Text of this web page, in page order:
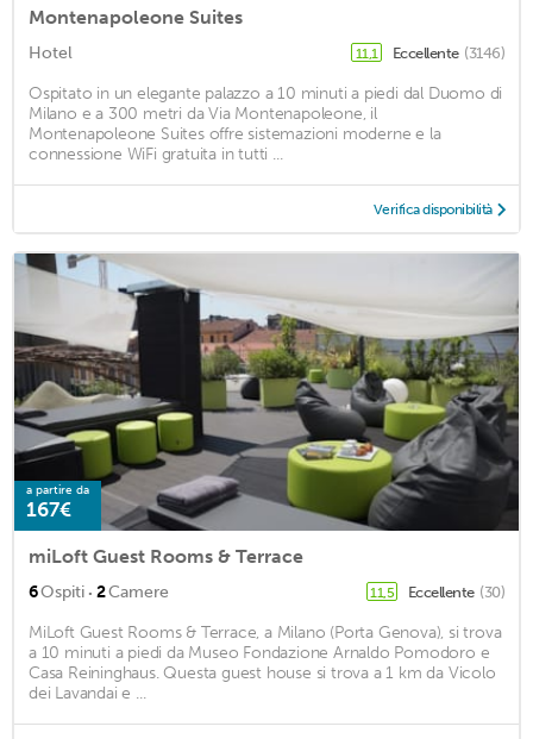
Montenapoleone Suites
Hotel 11,1 Eccellente (3146)
Ospitato in un elegante palazzo a 10 minuti a piedi dal Duomo di
Milano e a 300 metri da Via Montenapoleone, il
Montenapoleone Suites offre sistemazioni moderne e la
connessione WiFi gratuita in tutti ...
Verifica disponibilità
a partire da
167€
miLoft Guest Rooms & Terrace
6Ospiti · 2Camere 11,5 Eccellente (30)
MiLoft Guest Rooms & Terrace, a Milano (Porta Genova), si trova
a 10 minuti a piedi da Museo Fondazione Arnaldo Pomodoro e
Casa Reininghaus. Questa guest house si trova a 1 km da Vicolo
dei Lavandai e ...